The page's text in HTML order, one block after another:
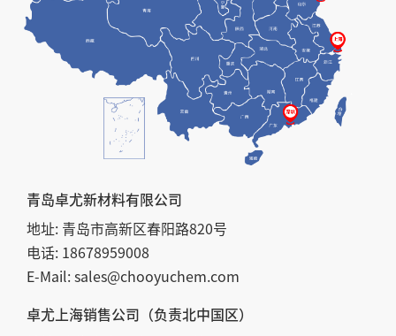
青岛卓尤新材料有限公司
地址: 青岛市高新区春阳路820号
电话: 18678959008
E-Mail: sales@chooyuchem.com
卓尤上海销售公司（负责北中国区）